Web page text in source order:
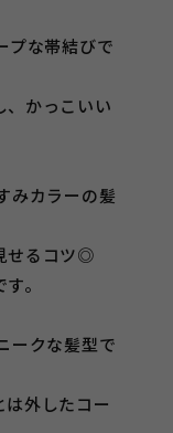
プな帯結びで
、かっこいい
みカラーの髪
せるコツ◎
。
ークな髪型で
外したコー